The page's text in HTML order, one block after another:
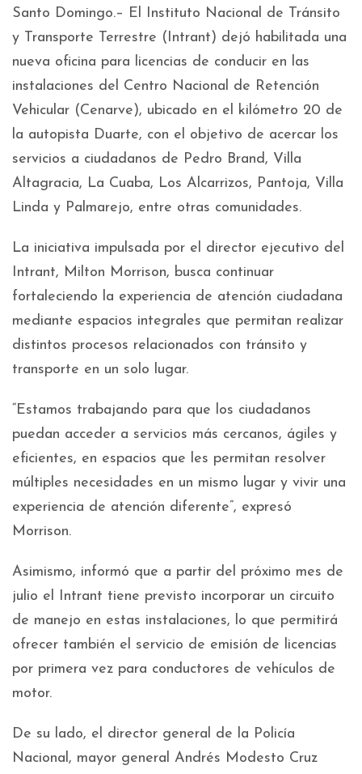
Santo Domingo.– El Instituto Nacional de Tránsito
y Transporte Terrestre (Intrant) dejó habilitada una
nueva oficina para licencias de conducir en las
instalaciones del Centro Nacional de Retención
Vehicular (Cenarve), ubicado en el kilómetro 20 de
la autopista Duarte, con el objetivo de acercar los
servicios a ciudadanos de Pedro Brand, Villa
Altagracia, La Cuaba, Los Alcarrizos, Pantoja, Villa
Linda y Palmarejo, entre otras comunidades.
La iniciativa impulsada por el director ejecutivo del
Intrant, Milton Morrison, busca continuar
fortaleciendo la experiencia de atención ciudadana
mediante espacios integrales que permitan realizar
distintos procesos relacionados con tránsito y
transporte en un solo lugar.
“Estamos trabajando para que los ciudadanos
puedan acceder a servicios más cercanos, ágiles y
eficientes, en espacios que les permitan resolver
múltiples necesidades en un mismo lugar y vivir una
experiencia de atención diferente”, expresó
Morrison.
Asimismo, informó que a partir del próximo mes de
julio el Intrant tiene previsto incorporar un circuito
de manejo en estas instalaciones, lo que permitirá
ofrecer también el servicio de emisión de licencias
por primera vez para conductores de vehículos de
motor.
De su lado, el director general de la Policía
Nacional, mayor general Andrés Modesto Cruz